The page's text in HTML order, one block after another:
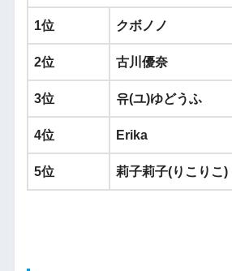
1位 クボノノ
2位 古川優奈
3位 유(ユ)ゆどうふ
4位 Erika
5位 莉子莉子(りこりこ)